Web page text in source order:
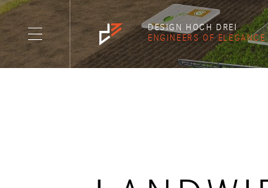
DESIGN HOCH DREI
ENGINEERS OF ELEGANCE